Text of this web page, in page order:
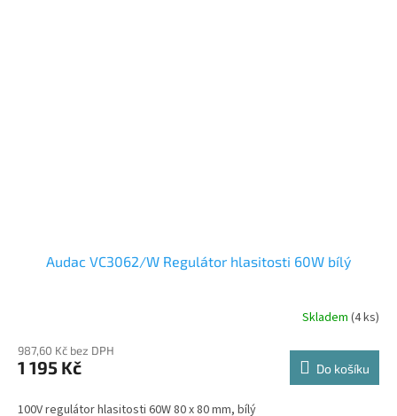
Audac VC3062/W Regulátor hlasitosti 60W bílý
Skladem (4 ks)
987,60 Kč bez DPH
1 195 Kč Do košíku
100V regulátor hlasitosti 60W 80 x 80 mm, bílý